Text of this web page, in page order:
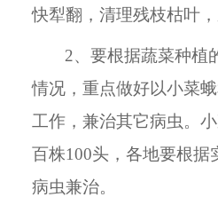
快犁翻，清理残枝枯叶，
2、要根据蔬菜种植
情况，重点做好以小菜
工作，兼治其它病虫。
百株100头，各地要根据
病虫兼治。